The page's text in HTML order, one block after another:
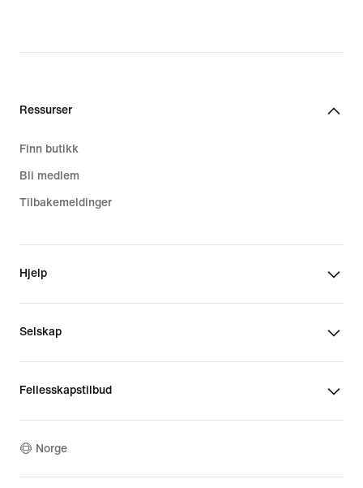
Ressurser
Finn butikk
Bli medlem
Tilbakemeldinger
Hjelp
Selskap
Fellesskapstilbud
Norge